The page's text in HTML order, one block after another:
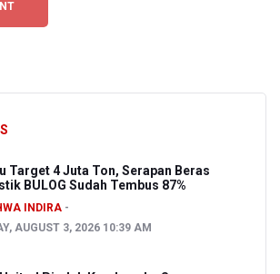
Target 4 Juta Ton, Serapan Beras
BULOG Sudah Tembus 87%
INDIRA
AUGUST 3, 2026 10:39 AM